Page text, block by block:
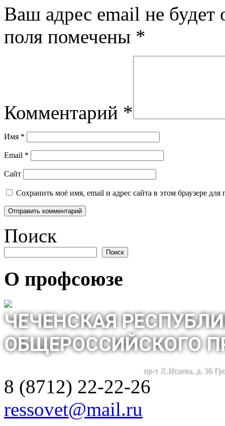
Ваш адрес email не будет
поля помечены *
Комментарий *
Имя *
Email *
Сайт
Сохранить моё имя, email и адрес сайта в этом браузере
Поиск
Поиск
О профсоюзе
ЧЕЧЕНСКАЯ
ОБЩЕРОССИЙСКОГО
пр-т Х.Исаева, д. 36
8 (8712) 22-22-26
ressovet@mail.ru